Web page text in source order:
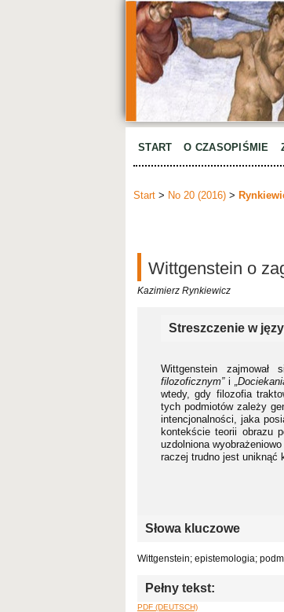
START O CZASOPIŚMIE
Start > No 20 (2016) >
Wittgenstein o
Kazimierz Rynkiewicz
Streszczenie w
Wittgenstein zajmował
filozoficznym”i
wtedy, gdy filozofia
tych podmiotów zależy
intencjonalności, jaka
kontekście teorii obrazu
uzdolniona
raczej trudno jest uniknąć
Słowa kluczowe
Wittgenstein; epistemologia;
Pełny tekst:
PDF (DEUTSCH)